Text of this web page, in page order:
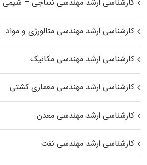
کارشناسی ارشد مهندسی نساجی – شیمی
کارشناسی ارشد مهندسی متالورژی و مواد
کارشناسی ارشد مهندسی مکانیک
کارشناسی ارشد مهندسی معماری کشتی
کارشناسی ارشد مهندسی معدن
کارشناسی ارشد مهندسی نفت